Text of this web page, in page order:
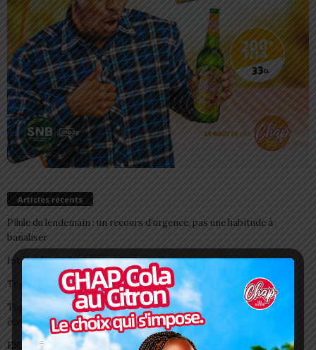
Articles récents
Pilule du lendemain : un recours d’urgence, pas une habitude à
banaliser
Interclubs CAF: ASCK et ASKO face à deux gros morceaux
Togo/ Boissons énergisantes: l’État tire la sonnette d’alarme
Togo/ Rentrée scolaire 2026-2027: consultez la liste officielle des
écoles autorisées
ESSAL 2026 : les admissibles convoqués pour la visite médicale à